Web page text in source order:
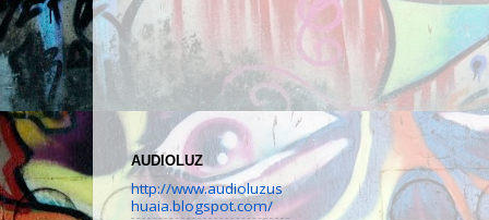
AUDIOLUZ
http://www.audioluzus
huaia.blogspot.com/